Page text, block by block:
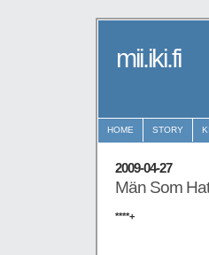
mii.iki.fi
HOME STORY
2009-04-27
Män Som
****+